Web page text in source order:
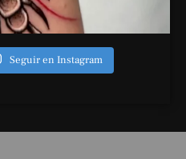
Seguir en Instagram